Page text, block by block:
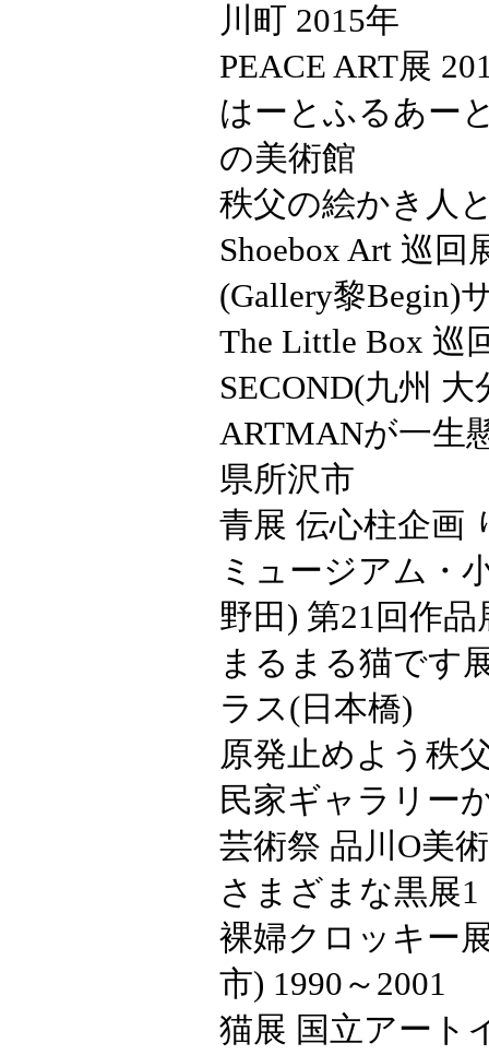
川町 2015年
PEACE ART展
はーとふるあー
の美術館
秩父の絵かき人
Shoebox Art 巡回
(Gallery黎Begin)
The Little Box 巡
SECOND(九州 大
ARTMANが一生
県所沢市
青展 伝心柱企画
ミュージアム・
野田) 第21回作品
まるまる猫です
ラス(日本橋)
原発止めよう秩
民家ギャラリー
芸術祭 品川O美
さまざまな黒展
裸婦クロッキー
市) 1990～2001
猫展 国立アート